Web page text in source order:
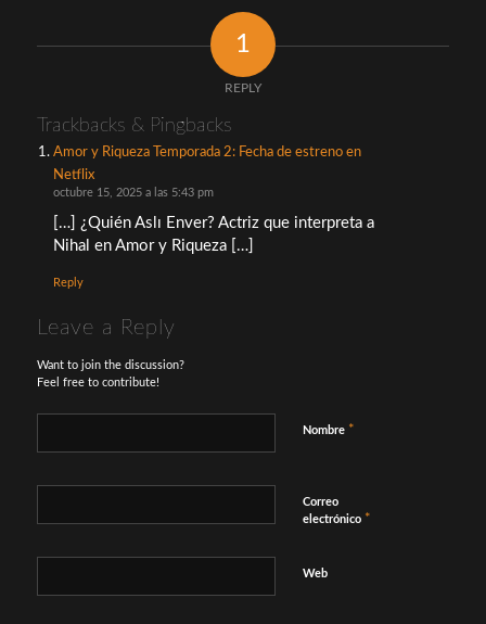
1
REPLY
Trackbacks & Pingbacks
Amor y Riqueza Temporada 2: Fecha de estreno en
Netflix
octubre 15, 2025 a las 5:43 pm
[…] ¿Quién Aslı Enver? Actriz que interpreta a
Nihal en Amor y Riqueza […]
Reply
Leave a Reply
Want to join the discussion?
Feel free to contribute!
Nombre *
Correo
electrónico *
Web